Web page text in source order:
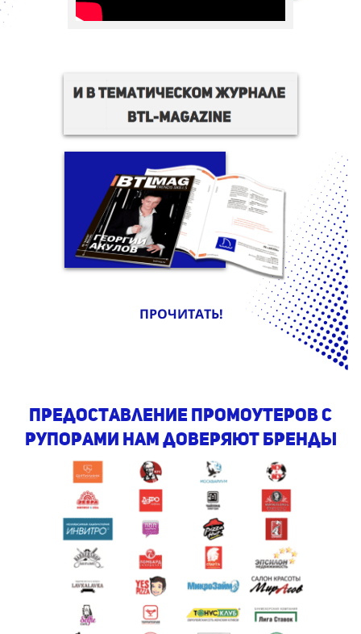
ПРОЧИТАТЬ!
предоставление промоутеров с
рупорами Нам доверяют бренды